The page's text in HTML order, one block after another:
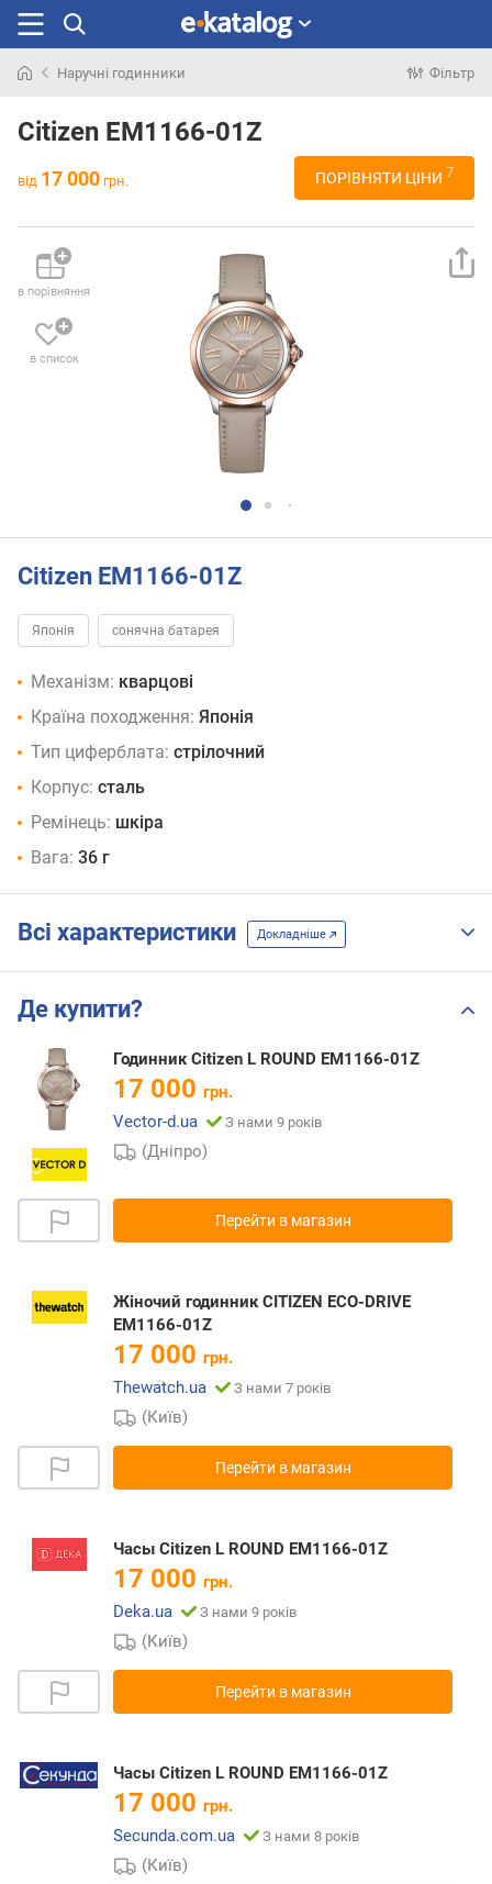
раніше
Наручні годинники Фільтр
Citizen EM1166-01Z
від 17 000 грн. ПОРІВНЯТИ ЦІНИ 7
в порівняння
в список
Citizen EM1166-01Z
Японія сонячна батарея
Механізм: кварцові
Країна походження: Японія
Тип циферблата: стрілочний
Корпус: сталь
Ремінець: шкіра
Вага: 36 г
Всі характеристики Докладніше
Де купити?
Годинник Citizen L ROUND EM1166-01Z
17 000 грн.
Vector-d.ua
З нами 9 років
(Дніпро)
Перейти в магазин
Жіночий годинник CITIZEN ECO-DRIVE
EM1166-01Z
17 000 грн.
Thewatch.ua
З нами 7 років
(Київ)
Перейти в магазин
Часы Citizen L ROUND EM1166-01Z
17 000 грн.
Deka.ua
З нами 9 років
(Київ)
Перейти в магазин
Часы Citizen L ROUND EM1166-01Z
17 000 грн.
Secunda.com.ua
З нами 8 років
(Київ)